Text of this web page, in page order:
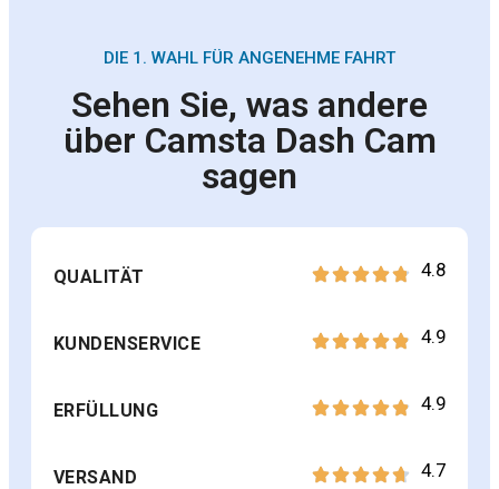
DIE 1. WAHL FÜR ANGENEHME FAHRT
Sehen Sie, was andere
über Camsta Dash Cam
sagen
QUALITÄT 4.8
KUNDENSERVICE 4.9
ERFÜLLUNG 4.9
VERSAND 4.7